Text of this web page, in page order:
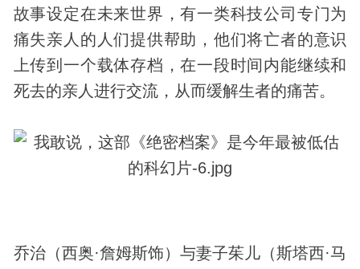
故事设定在未来世界，有一类科技公司专门为
痛失亲人的人们提供帮助，他们将亡者的意识
上传到一个载体存档，在一段时间内能继续和
死去的亲人进行交流，从而缓解生者的痛苦。
乔治（西奥·詹姆斯饰）与妻子茱儿（斯塔西·马